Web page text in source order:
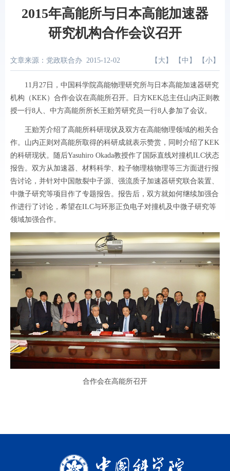
2015年高能所与日本高能加速器
研究机构合作会议召开
文章来源：党政联合办 2015-12-02 【 大 】 【 中 】 【 小 】
11 月 27 日，中国科学院高能物理研究所与日本高能加速器研究
机构（KEK）合作会议在高能所召开。日方KEK总主任山内正则教
授一行8人、中方高能所所长王贻芳研究员一行8人参加了会议。
王贻芳介绍了高能所科研现状及双方在高能物理领域的相关合
作。山内正则对高能所取得的科研成就表示赞赏，同时介绍了KEK
的科研现状。随后Yasuhiro Okada教授作了国际直线对撞机ILC状态
报告。双方从加速器、材料科学、粒子物理核物理等三方面进行报
告讨论，并针对中国散裂中子源、强流质子加速器研究联合装置、
中微子研究等项目作了专题报告。报告后，双方就如何继续加强合
作进行了讨论，希望在ILC与环形正负电子对撞机及中微子研究等
领域加强合作。
合作会在高能所召开